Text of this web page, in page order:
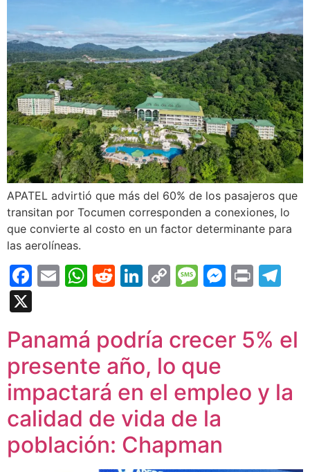
APATEL advirtió que más del 60% de los pasajeros que
transitan por Tocumen corresponden a conexiones, lo
que convierte al costo en un factor determinante para
las aerolíneas.
Facebook
EmailWhatsApp
Reddit
LinkedIn
CopyMessage
Print
Panamá podría crecer 5% el
presente año, lo que
impactará en el empleo y la
calidad de vida de la
población: Chapman